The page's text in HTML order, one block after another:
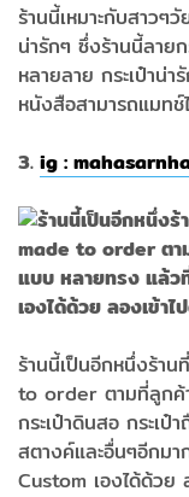
ร้านนี้เหมาะกับสาวๆ
น่ารักๆ ซึ่งร้านนี้ลาย
หลายลาย กระเป๋าน่
หนังสือสามารถแมท
3. ig :
ร้านนี้เป็นอีกหนึ่งร้าน
to order ตามที่ลูกค้า
กระเป๋าดินสอ กระเป๋
สตางค์และอื่นๆอีกม
Custom เองได้ด้วย